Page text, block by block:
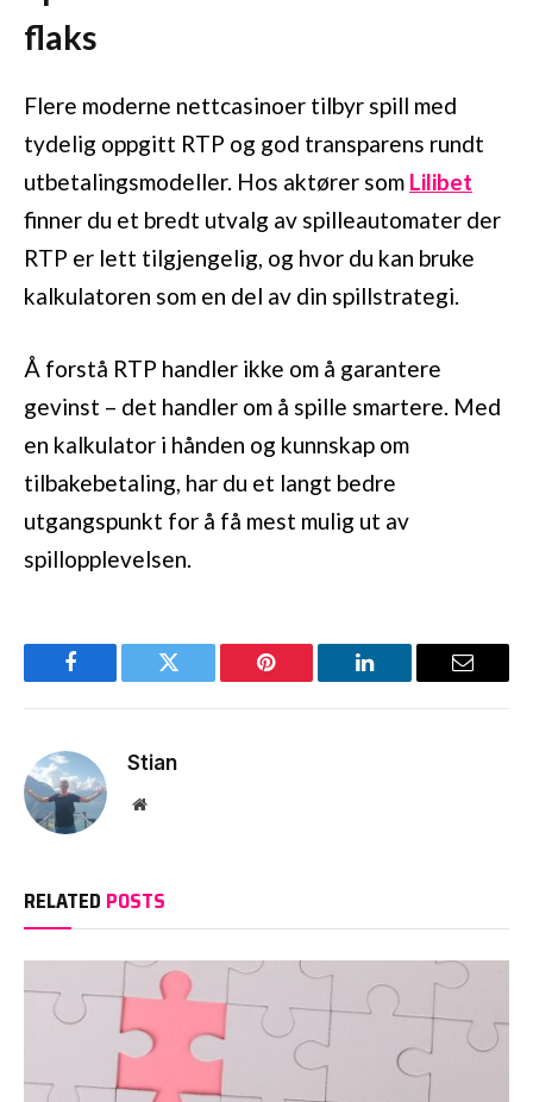
flaks
Flere moderne nettcasinoer tilbyr spill med
tydelig oppgitt RTP og god transparens rundt
utbetalingsmodeller. Hos aktører som Lilibet
finner du et bredt utvalg av spilleautomater der
RTP er lett tilgjengelig, og hvor du kan bruke
kalkulatoren som en del av din spillstrategi.
Å forstå RTP handler ikke om å garantere
gevinst – det handler om å spille smartere. Med
en kalkulator i hånden og kunnskap om
tilbakebetaling, har du et langt bedre
utgangspunkt for å få mest mulig ut av
spillopplevelsen.
Facebook Twitter Pinterest LinkedIn Email
Stian
Website
RELATED POSTS